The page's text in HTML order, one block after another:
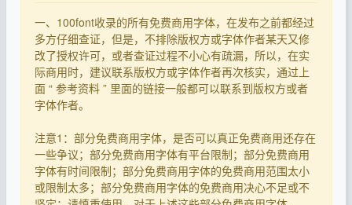
一、100font收录的所有免费商用字体，在发布之前都经过
多方仔细查证，但是，不排除版权方或字体作者某天又修
改了授权许可，或者查证过程不小心有疏漏，所以，在实
际商用时，建议联系版权方或字体作者再次核实，通过上
面 “ 参考资料 ” 里面的链接一般都可以联系到版权方或者
字体作者。
注意1：部分免费商用字体，是否可以真正免费商用还存在
一些争议；部分免费商用字体有平台限制；部分免费商用
字体有时间限制；部分免费商用字体的免费商用范围太小
或限制太多；部分免费商用字体的免费商用决心不足或不